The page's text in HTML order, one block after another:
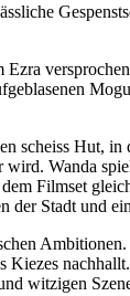
scheiss Hut,
Wanda
Filmset
der Stadt und
Kiezes
witzigen